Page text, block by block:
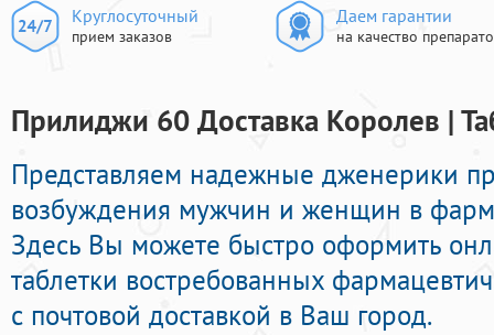
Круглосуточный
прием заказов
Даем гарантии
на качество
Прилиджи 60 Доставка Королев |
Представляем надежные дженерики
возбуждения мужчин и женщин в
Здесь Вы можете быстро оформить
таблетки востребованных
с почтовой доставкой в Ваш город.